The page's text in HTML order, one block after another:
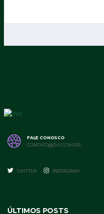
FALE CONOSCO
CONTATO@3VV.COM.BR
TWITTER INSTAGRAM
ÚLTIMOS POSTS